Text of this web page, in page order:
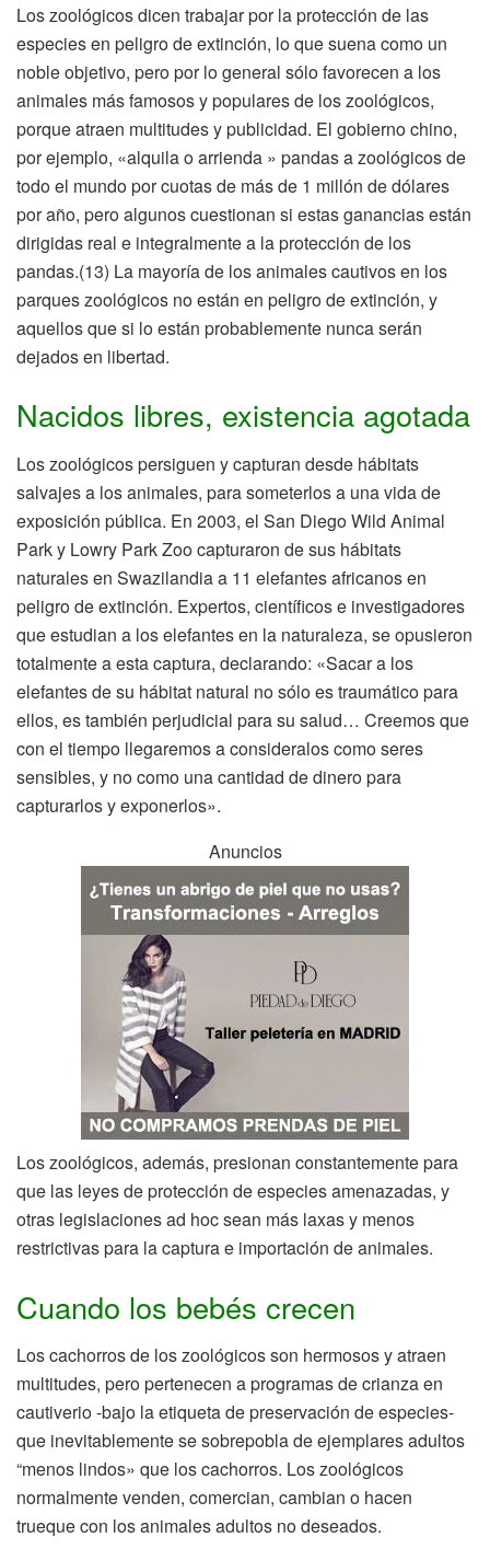
Los zoológicos dicen trabajar por la protección de las
especies en peligro de extinción, lo que suena como un
noble objetivo, pero por lo general sólo favorecen a los
animales más famosos y populares de los zoológicos,
porque atraen multitudes y publicidad. El gobierno chino,
por ejemplo, «alquila o arrienda » pandas a zoológicos de
todo el mundo por cuotas de más de 1 millón de dólares
por año, pero algunos cuestionan si estas ganancias están
dirigidas real e integralmente a la protección de los
pandas.(13) La mayoría de los animales cautivos en los
parques zoológicos no están en peligro de extinción, y
aquellos que si lo están probablemente nunca serán
dejados en libertad.
Nacidos libres, existencia agotada
Los zoológicos persiguen y capturan desde hábitats
salvajes a los animales, para someterlos a una vida de
exposición pública. En 2003, el San Diego Wild Animal
Park y Lowry Park Zoo capturaron de sus hábitats
naturales en Swazilandia a 11 elefantes africanos en
peligro de extinción. Expertos, científicos e investigadores
que estudian a los elefantes en la naturaleza, se opusieron
totalmente a esta captura, declarando: «Sacar a los
elefantes de su hábitat natural no sólo es traumático para
ellos, es también perjudicial para su salud… Creemos que
con el tiempo llegaremos a consideralos como seres
sensibles, y no como una cantidad de dinero para
capturarlos y exponerlos».
Anuncios
Los zoológicos, además, presionan constantemente para
que las leyes de protección de especies amenazadas, y
otras legislaciones ad hoc sean más laxas y menos
restrictivas para la captura e importación de animales.
Cuando los bebés crecen
Los cachorros de los zoológicos son hermosos y atraen
multitudes, pero pertenecen a programas de crianza en
cautiverio -bajo la etiqueta de preservación de especies-
que inevitablemente se sobrepobla de ejemplares adultos
“menos lindos» que los cachorros. Los zoológicos
normalmente venden, comercian, cambian o hacen
trueque con los animales adultos no deseados.